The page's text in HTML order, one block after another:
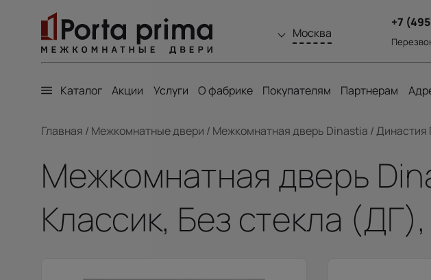
Москва
+7
Каталог Акции Услуги О фабрике Покупателям Партнерам
Главная / Межкомнатные двери / Межкомнатная дверь Dinastia / Династия
Межкомнатная дверь
Классик, Без стекла